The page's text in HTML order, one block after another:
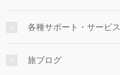
各種サポート・サービス
旅ブログ